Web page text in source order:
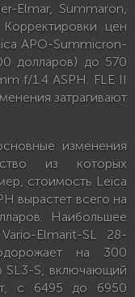
Elmar, Summaron,
цен
APO-Summicron-
долларов) до 570
f/1.4 ASPH. FLE II
затрагивают
изменения
из которых
стоимость Leica
вырастет всего на
Наибольшее
Elmarit-SL 28-
на 300
SL3-S, включающий
с 6495 до 6950